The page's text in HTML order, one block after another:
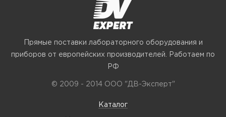
Прямые поставки лабораторного оборудования и
приборов от европейских производителей. Работаем по
РФ
© 2009 - 2014 ООО "ДВ-Эксперт"
Каталог